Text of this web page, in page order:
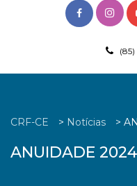
(85)
CRF-CE > Notícias >
ANUIDADE